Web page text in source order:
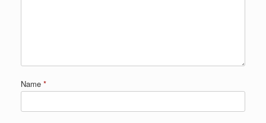
Name *